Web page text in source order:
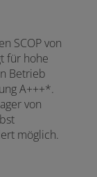
SCOP von
für hohe
Betrieb
A+++*.
von
möglich.